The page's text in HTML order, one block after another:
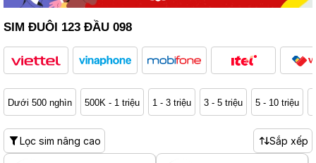
SIM ĐUÔI 123 ĐẦU 098
Dưới 500 nghìn 500K - 1 triệu 1 - 3 triệu 3 - 5 triệu 5 - 10 triệu
Lọc sim nâng cao Sắp xếp